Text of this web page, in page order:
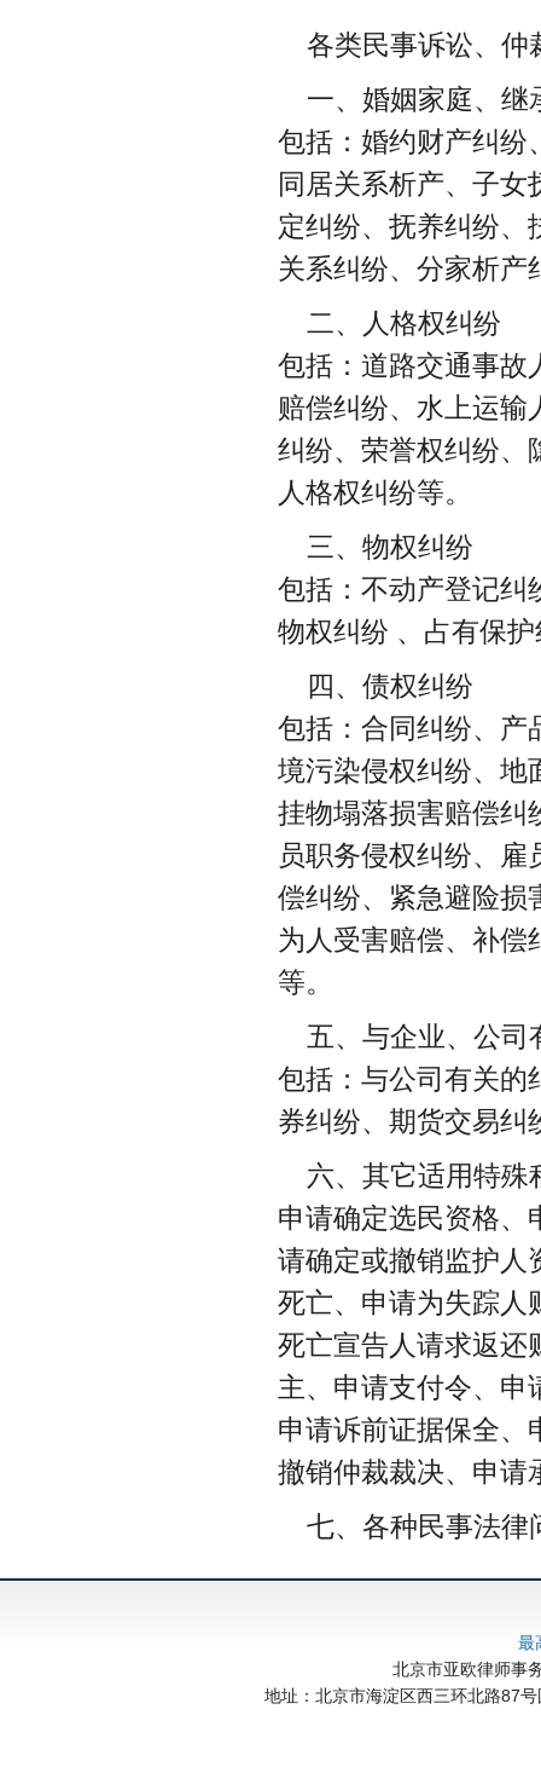
各类民事诉讼、仲
一、婚姻家庭、继
包括：婚约财产纠纷
同居关系析产、子女
定纠纷、抚养纠纷、
关系纠纷、分家析产
二、人格权纠纷
包括：道路交通事故
赔偿纠纷、水上运输
纠纷、荣誉权纠纷、
人格权纠纷等。
三、物权纠纷
包括：不动产登记纠
物权纠纷 、占有保
四、债权纠纷
包括：合同纠纷、产
境污染侵权纠纷、地
挂物塌落损害赔偿纠
员职务侵权纠纷、
偿纠纷、紧急避险损
为人受害赔偿、补偿
等。
五、与企业、公司
包括：与公司有关的
券纠纷、期货交易纠
六、其它适用特殊
申请确定选民资格、
请确定或撤销监护人
死亡、申请为失踪人
死亡宣告人请求返还
主、申请支付令、申
申请诉前证据保全、
撤销仲裁裁决、申请
七、各种民事法律
最
北京市亚欧律师事
地址：北京市海淀区西三环北路87